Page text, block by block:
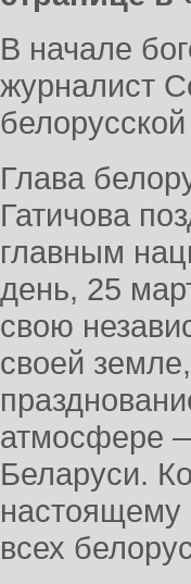
В начале
журналист
Глава
Гатичова
главным
день, 25
свою
своей
атмосфере
Беларуси.
настоящему
всех